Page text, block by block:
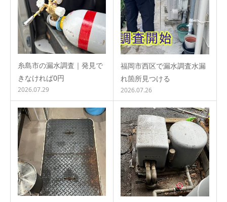
糸島市の漏水調査｜発見で
きなければ0円
2026.07.29
福岡市西区で漏水調査水漏
れ箇所見つける
2026.07.26